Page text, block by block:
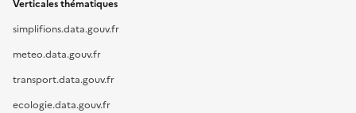
Verticales thématiques
simplifions.data.gouv.fr
meteo.data.gouv.fr
transport.data.gouv.fr
ecologie.data.gouv.fr